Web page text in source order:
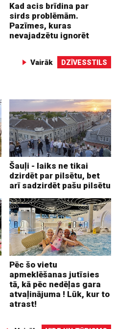
Kad acis brīdina par
sirds problēmām.
Pazīmes, kuras
nevajadzētu ignorēt
Vairāk DZĪVESSTILS
Šauļi - laiks ne tikai
dzirdēt par pilsētu, bet
arī sadzirdēt pašu pilsētu
Pēc šo vietu
apmeklēšanas jutīsies
tā, kā pēc nedēļas gara
atvaļinājuma ! Lūk, kur to
atrast!